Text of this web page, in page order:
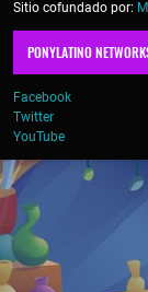
Sitio cofundado por:
PONYLATINO
Facebook
Twitter
YouTube